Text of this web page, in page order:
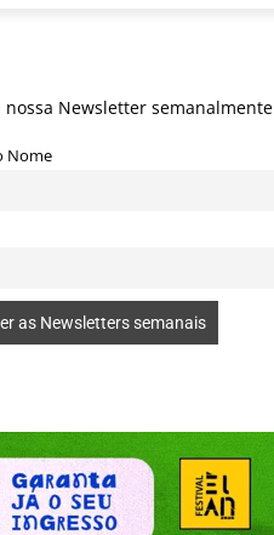
nossa Newsletter semanalmente
Nome